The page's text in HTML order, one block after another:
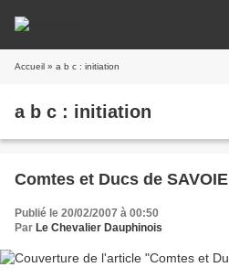
Accueil » a b c : initiation
a b c : initiation
Comtes et Ducs de SAVOIE
Publié le 20/02/2007 à 00:50
Par Le Chevalier Dauphinois